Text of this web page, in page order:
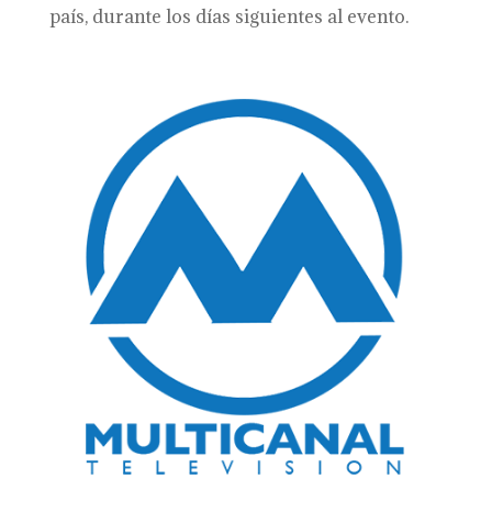
país, durante los días siguientes al evento.